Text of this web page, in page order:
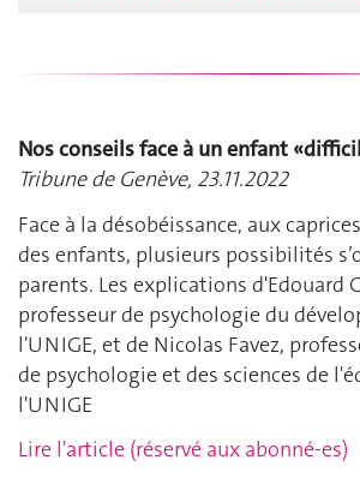
Nos conseils face à un enfant
Tribune de Genève, 23.11.2022
Face à la désobéissance, aux
des enfants, plusieurs possibilités
parents. Les explications d'Edouard
professeur de psychologie du
l'UNIGE, et de Nicolas Favez,
de psychologie et des sciences de
l'UNIGE
Lire l'article (réservé aux abonné-es)